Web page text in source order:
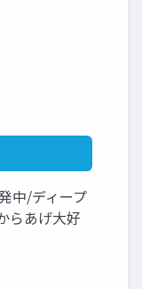
中/ディープ
らあげ大好